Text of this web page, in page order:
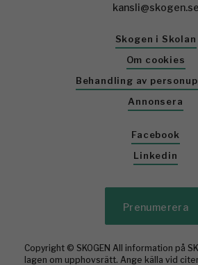
kansli@skogen.se
Skogen i Skolan
Om cookies
Behandling av
Annonsera
Facebook
Linkedin
Prenumerera
Copyright © SKOGEN All information på
lagen om upphovsrätt. Ange källa vid